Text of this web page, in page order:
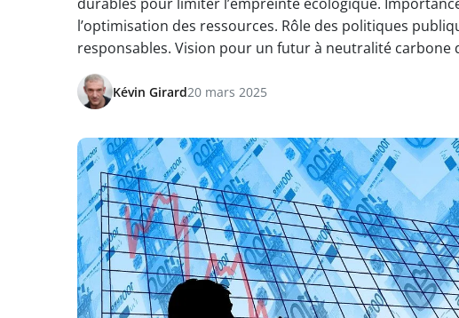
l’optimisation des ressources. Rôle des politiques
responsables. Vision pour un futur à neutralité carbone
Kévin Girard20 mars 2025